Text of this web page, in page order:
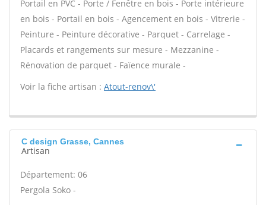
Portail en PVC - Porte / Fenêtre en bois - Porte intérieure
en bois - Portail en bois - Agencement en bois - Vitrerie -
Peinture - Peinture décorative - Parquet - Carrelage -
Placards et rangements sur mesure - Mezzanine -
Rénovation de parquet - Faïence murale -
Voir la fiche artisan : Atout-renov\'
C design Grasse, Cannes
Artisan
Département: 06
Pergola Soko -